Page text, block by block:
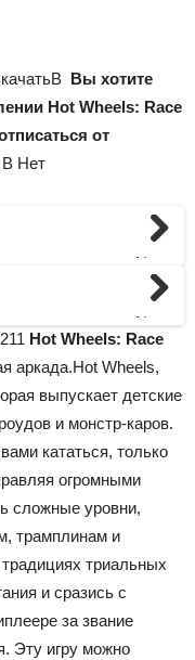
Вы хотите
Hot Wheels: Race
от
Нет
Next
Next
Hot Wheels: Race
аркада.Hot Wheels,
выпускает детские
и монстр-каров.
кататься, только
огромными
сложные уровни,
трамплинам и
триальных
и сразись с
за звание
Эту игру можно